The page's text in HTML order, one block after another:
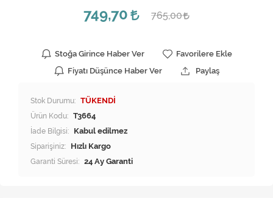
749,70
765,00
Stoğa Girince Haber Ver
Favorilere Ekle
Fiyatı Düşünce Haber Ver
Paylaş
Stok Durumu: TÜKENDİ
Ürün Kodu: T3664
İade Bilgisi:
Siparişiniz: Hızlı Kargo
Garanti Süresi: 24 Ay Garanti